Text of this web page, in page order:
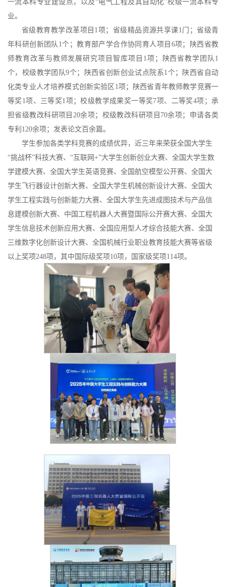
一流本科专业 建设点 ，以及“电气工程及其自动化”校级一流本科专
业。
省级教育教学改革项目 1 项； 省级精品资源共享课1门； 省级青
年科研创新团队 1个； 教育部产学合作协同育人项目 6项；陕西省教
师教育改革与教师发展研究项目智库项目 1项； 陕西省教学团队 1
个，校级教学团队9个；陕西省创新创业试点院系1个；陕西省自动
化类专业人才培养模式创新实验区1项；陕西省青年教师教学竞赛一
等奖1项、 三等奖1项；校级教学成果奖一等奖7项、二等奖4项；承
担省级教改科研项目20余项； 校级教改科研项目 70余项；申请各类
专利 1 20余项；发表论文百余篇。
学生参加各类学科竞赛的成绩优异，近三年来荣获全国大学生
“挑战杯”科技大赛、“互联网+”大学生创新创业大赛、全国大学生数
学建模大赛、全国大学生英语竞赛、全国航空模型公开赛、 全国大
学生飞行器设计创新大赛、 全国大学生机械创新设计大赛、 全国大
学生工程实践与创新能力大赛、全国大学生先进成图技术与产品信
息建模创新大赛、中国工程机器人大赛暨国际公开赛大赛、 全国大
学生信息技术创新应用大赛、全国应用型人才综合技能大赛、全国
三维数字化创新设计大赛、全国机械行业职业教育技能大赛等省级
以上奖项248项，其中国际级奖项10项，国家级奖项114项。